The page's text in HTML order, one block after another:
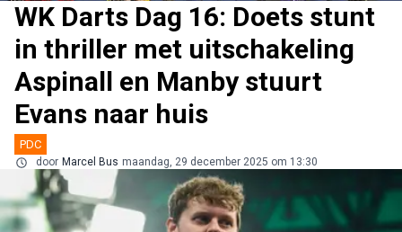
WK Darts Dag 16: Doets stunt
in thriller met uitschakeling
Aspinall en Manby stuurt
Evans naar huis
PDC
door Marcel Bus maandag, 29 december 2025 om 13:30